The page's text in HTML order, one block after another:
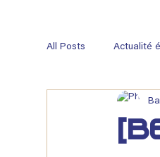
All Posts Actualité
Immobilier